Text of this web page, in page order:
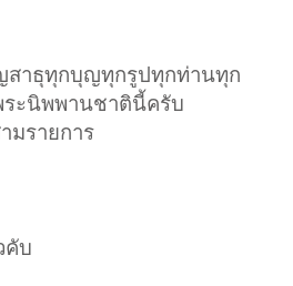
าธุทุกบุญทุกรูปทุกท่านทุก
ระนิพพานชาตินี้ครับ
มรายการ
คับ